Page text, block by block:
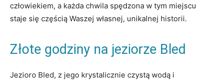
człowiekiem, a każda chwila spędzona w tym miejscu
staje się częścią Waszej własnej, unikalnej historii.
Złote godziny na jeziorze Bled
Jezioro Bled, z⁤ jego ⁣krystalicznie czystą wodą i